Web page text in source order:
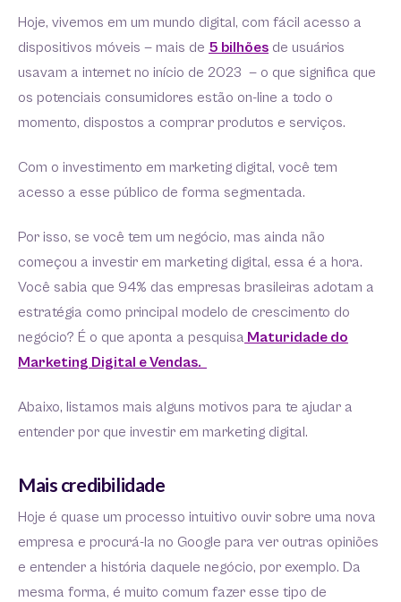
Hoje, vivemos em um mundo digital, com fácil acesso a
dispositivos móveis — mais de 5 bilhões de usuários
usavam a internet no início de 2023 — o que significa que
os potenciais consumidores estão on-line a todo o
momento, dispostos a comprar produtos e serviços.
Com o investimento em marketing digital, você tem
acesso a esse público de forma segmentada.
Por isso, se você tem um negócio, mas ainda não
começou a investir em marketing digital, essa é a hora.
Você sabia que 94% das empresas brasileiras adotam a
estratégia como principal modelo de crescimento do
negócio? É o que aponta a pesquisa Maturidade do
Marketing Digital e Vendas.
Abaixo, listamos mais alguns motivos para te ajudar a
entender por que investir em marketing digital.
Mais credibilidade
Hoje é quase um processo intuitivo ouvir sobre uma nova
empresa e procurá-la no Google para ver outras opiniões
e entender a história daquele negócio, por exemplo. Da
mesma forma, é muito comum fazer esse tipo de